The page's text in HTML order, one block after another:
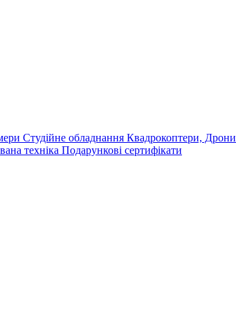
Студійне обладнання Квадрокоптери, Дрони
техніка Подарункові сертифікати